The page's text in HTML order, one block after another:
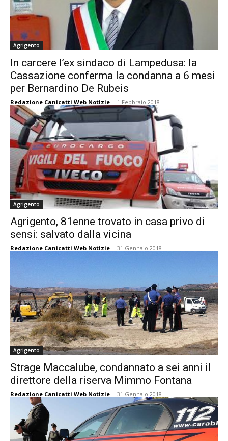
Agrigento
In carcere l’ex sindaco di Lampedusa: la
Cassazione conferma la condanna a 6 mesi
per Bernardino De Rubeis
Redazione Canicatti Web Notizie - 1 Febbraio 2018
Agrigento
Agrigento, 81enne trovato in casa privo di
sensi: salvato dalla vicina
Redazione Canicatti Web Notizie - 31 Gennaio 2018
Agrigento
Strage Maccalube, condannato a sei anni il
direttore della riserva Mimmo Fontana
Redazione Canicatti Web Notizie - 31 Gennaio 2018